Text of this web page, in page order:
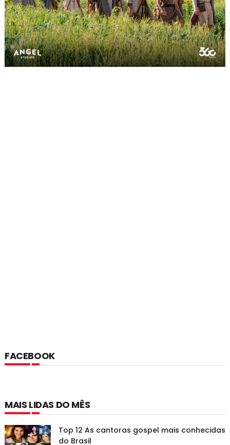
FACEBOOK
MAIS LIDAS DO MÊS
Top 12 As cantoras gospel mais conhecidas
do Brasil